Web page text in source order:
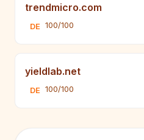
trendmicro.com
DE 100/100
yieldlab.net
DE 100/100